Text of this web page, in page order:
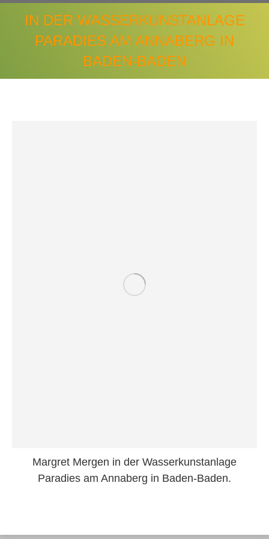
IN DER WASSERKUNSTANLAGE
PARADIES AM ANNABERG IN
BADEN-BADEN
Margret Mergen in der Wasserkunstanlage
Paradies am Annaberg in Baden-Baden.